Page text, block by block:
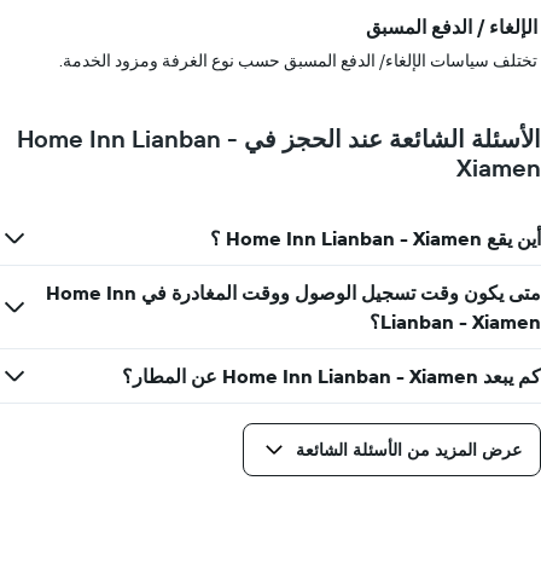
الإلغاء / الدفع المسبق
تختلف سياسات الإلغاء/ الدفع المسبق حسب نوع الغرفة ومزود الخدمة.
الأسئلة الشائعة عند الحجز في Home Inn Lianban -
Xiamen
أين يقع Home Inn Lianban - Xiamen ؟
متى يكون وقت تسجيل الوصول ووقت المغادرة في Home Inn
Lianban - Xiamen؟
كم يبعد Home Inn Lianban - Xiamen عن المطار؟
عرض المزيد من الأسئلة الشائعة